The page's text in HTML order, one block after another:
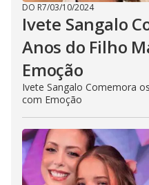
DO R7/03/10/2024
Ivete Sangalo
Anos do Filho
Emoção
Ivete Sangalo Comemora
com Emoção